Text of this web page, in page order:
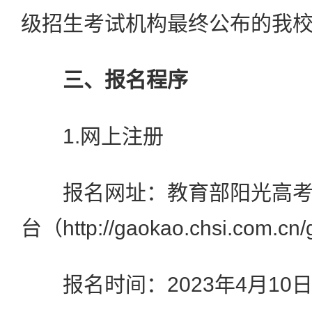
级招生考试机构最终公布的我
三、报名程序
1.网上注册
报名网址：教育部阳光高考
台（http://
报名时间：2023年4月10日